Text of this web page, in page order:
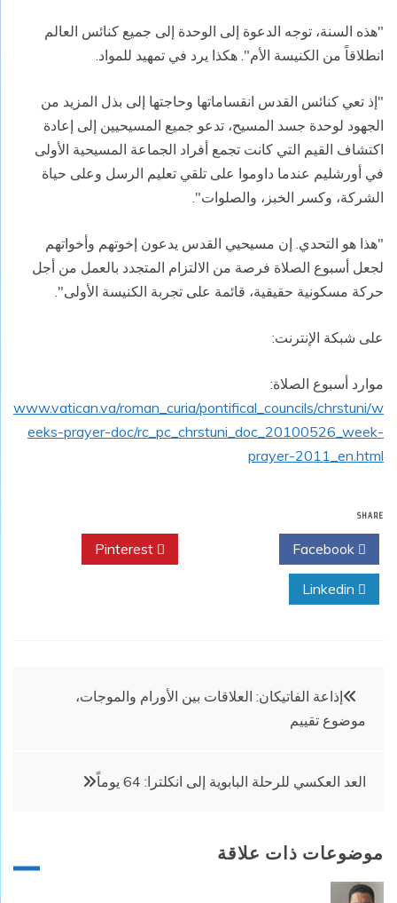
"هذه السنة، توجه الدعوة إلى الوحدة إلى جميع كنائس العالم
انطلاقاً من الكنيسة الأم". هكذا يرد في تمهيد للمواد.
"إذ تعي كنائس القدس انقساماتها وحاجتها إلى بذل المزيد من
الجهود لوحدة جسد المسيح، تدعو جميع المسيحيين إلى إعادة
اكتشاف القيم التي كانت تجمع أفراد الجماعة المسيحية الأولى
في أورشليم عندما داوموا على تلقي تعليم الرسل وعلى حياة
الشركة، وكسر الخبز، والصلوات".
"هذا هو التحدي. إن مسيحيي القدس يدعون إخوتهم وأخواتهم
لجعل أسبوع الصلاة فرصة من الالتزام المتجدد بالعمل من أجل
حركة مسكونية حقيقية، قائمة على تجربة الكنيسة الأولى".
على شبكة الإنترنت:
موارد أسبوع الصلاة:
www.vatican.va/roman_curia/pontifical_councils/chrstuni/w
eeks-prayer-doc/rc_pc_chrstuni_doc_20100526_week-
prayer-2011_en.html
SHARE
تصفّح
المقالات
إذاعة الفاتيكان: العلاقات بين الأورام والموجات،
موضوع تقييم
العد العكسي للرحلة البابوية إلى انكلترا: 64 يوماً
موضوعات ذات علاقة